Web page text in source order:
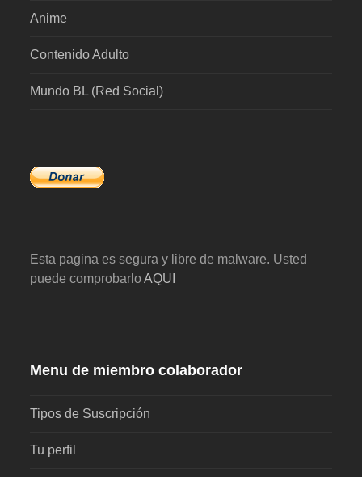
Anime
Contenido Adulto
Mundo BL (Red Social)
Esta pagina es segura y libre de malware. Usted
puede comprobarloAQUI
Menu de miembro colaborador
Tipos de Suscripción
Tu perfil